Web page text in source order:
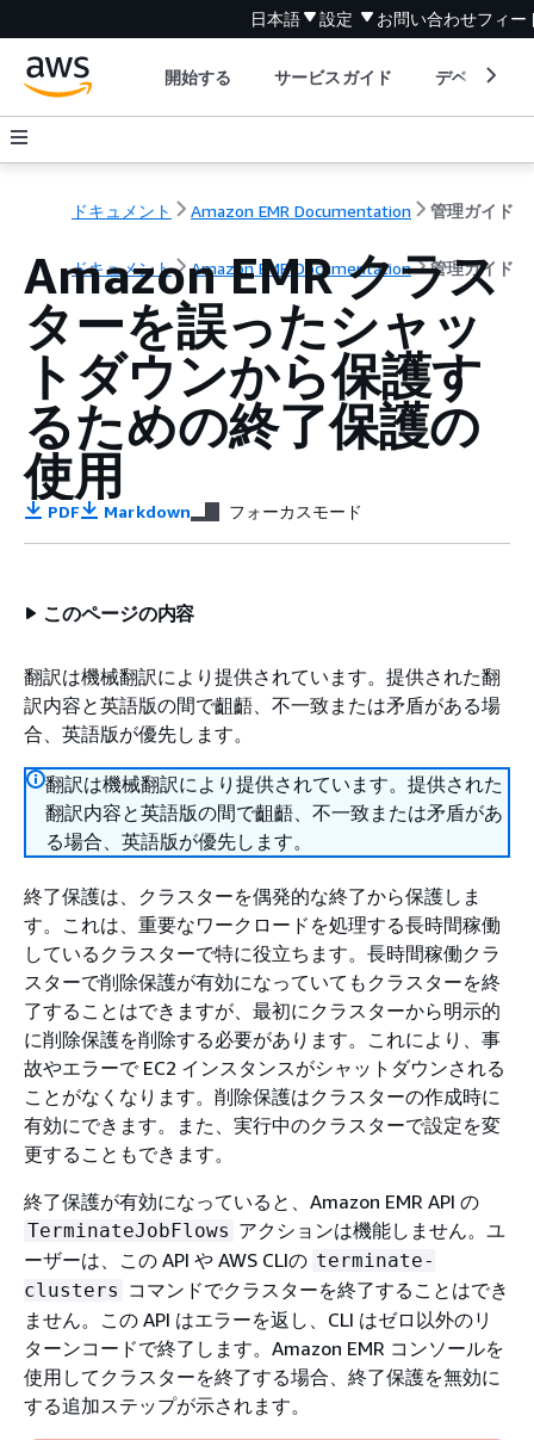
日本語 設定 お問い合わせフィー
開始する サービスガイド デベロッパ
ドキュメント Amazon EMR Documentation 管理ガイド
ドキュメント Amazon EMR Documentation 管理ガイド
Amazon EMR クラス
ターを誤ったシャッ
トダウンから保護す
るための終了保護の
使用
PDF Markdown フォーカスモード
このページの内容
翻訳は機械翻訳により提供されています。提供された翻
訳内容と英語版の間で齟齬、不一致または矛盾がある場
合、英語版が優先します。
翻訳は機械翻訳により提供されています。提供された
翻訳内容と英語版の間で齟齬、不一致または矛盾があ
る場合、英語版が優先します。
終了保護は、クラスターを偶発的な終了から保護しま
す。これは、重要なワークロードを処理する長時間稼働
しているクラスターで特に役立ちます。長時間稼働クラ
スターで削除保護が有効になっていてもクラスターを終
了することはできますが、最初にクラスターから明示的
に削除保護を削除する必要があります。これにより、事
故やエラーで EC2 インスタンスがシャットダウンされる
ことがなくなります。削除保護はクラスターの作成時に
有効にできます。また、実行中のクラスターで設定を変
更することもできます。
終了保護が有効になっていると、Amazon EMR API の
TerminateJobFlows アクションは機能しません。ユ
ーザーは、この API や AWS CLIの terminate-
clusters コマンドでクラスターを終了することはでき
ません。この API はエラーを返し、CLI はゼロ以外のリ
ターンコードで終了します。Amazon EMR コンソールを
使用してクラスターを終了する場合、終了保護を無効に
する追加ステップが示されます。